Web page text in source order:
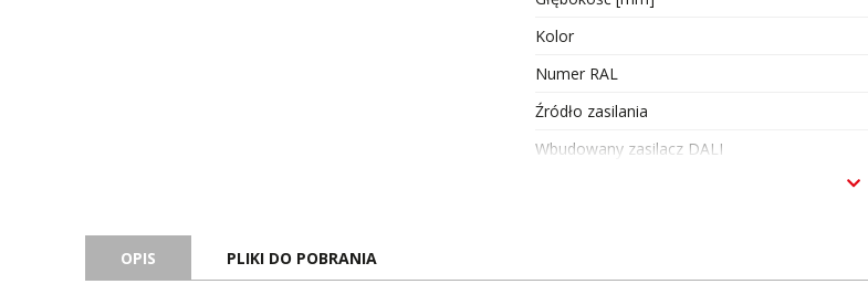
Kolor
Numer RAL
Źródło zasilania
Wbudowany zasilacz DALI
OPIS PLIKI DO POBRANIA